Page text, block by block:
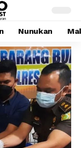
Nunukan